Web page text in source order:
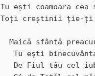
Tu ești coamoara cea
Toți creștinii ție-ți
Maică sfântă
Tu ești
De Fiul tău cel